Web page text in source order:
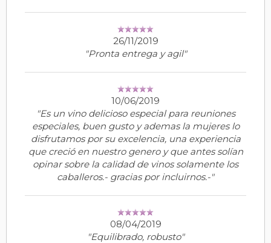
26/11/2019
"Pronta entrega y agil"
10/06/2019
"Es un vino delicioso especial para reuniones
especiales, buen gusto y ademas la mujeres lo
disfrutamos por su excelencia, una experiencia
que creció en nuestro genero y que antes solían
opinar sobre la calidad de vinos solamente los
caballeros.- gracias por incluirnos.-"
08/04/2019
"Equilibrado, robusto"